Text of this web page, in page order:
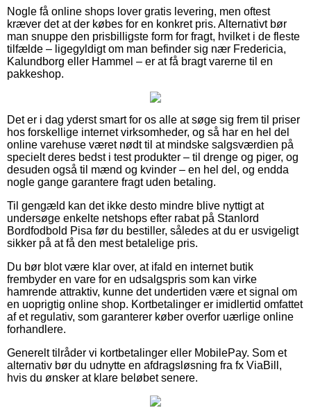
Nogle få online shops lover gratis levering, men oftest
kræver det at der købes for en konkret pris. Alternativt bør
man snuppe den prisbilligste form for fragt, hvilket i de fleste
tilfælde – ligegyldigt om man befinder sig nær Fredericia,
Kalundborg eller Hammel – er at få bragt varerne til en
pakkeshop.
Det er i dag yderst smart for os alle at søge sig frem til priser
hos forskellige internet virksomheder, og så har en hel del
online varehuse været nødt til at mindske salgsværdien på
specielt deres bedst i test produkter – til drenge og piger, og
desuden også til mænd og kvinder – en hel del, og endda
nogle gange garantere fragt uden betaling.
Til gengæld kan det ikke desto mindre blive nyttigt at
undersøge enkelte netshops efter rabat på Stanlord
Bordfodbold Pisa før du bestiller, således at du er usvigeligt
sikker på at få den mest betalelige pris.
Du bør blot være klar over, at ifald en internet butik
frembyder en vare for en udsalgspris som kan virke
hamrende attraktiv, kunne det undertiden være et signal om
en uoprigtig online shop. Kortbetalinger er imidlertid omfattet
af et regulativ, som garanterer køber overfor uærlige online
forhandlere.
Generelt tilråder vi kortbetalinger eller MobilePay. Som et
alternativ bør du udnytte en afdragsløsning fra fx ViaBill,
hvis du ønsker at klare beløbet senere.